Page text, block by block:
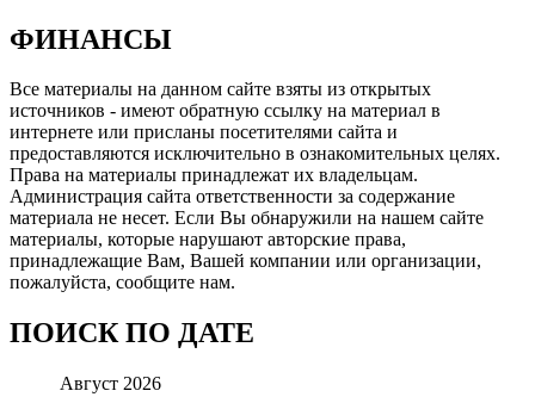
ФИНАНСЫ
Все материалы на данном сайте взяты из открытых
источников - имеют обратную ссылку на материал в
интернете или присланы посетителями сайта и
предоставляются исключительно в ознакомительных целях.
Права на материалы принадлежат их владельцам.
Администрация сайта ответственности за содержание
материала не несет. Если Вы обнаружили на нашем сайте
материалы, которые нарушают авторские права,
принадлежащие Вам, Вашей компании или организации,
пожалуйста, сообщите нам.
ПОИСК ПО ДАТЕ
Август 2026